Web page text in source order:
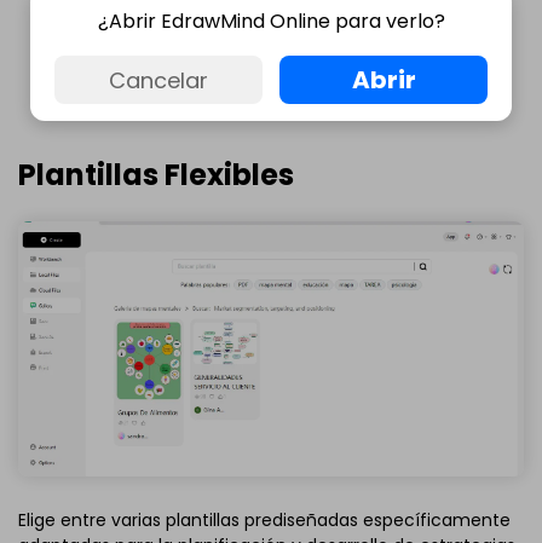
(Más de 2360 reseñas)
100% Seguro | Sin anuncios |
Con IA
Plantillas Flexibles
Elige entre varias plantillas prediseñadas específicamente
¿Abrir EdrawMind Online para verlo?
Cancelar Abrir